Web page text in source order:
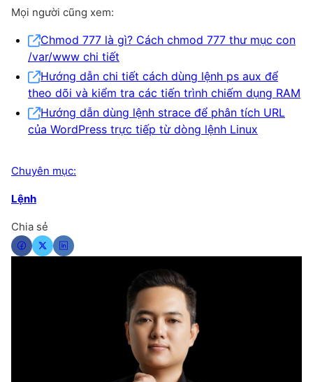
Mọi người cũng xem:
Chmod 777 là gì? Cách chmod 777 thư mục con
/var/www chi tiết
Hướng dẫn chi tiết cách dùng lệnh ps aux để
theo dõi và kiểm tra các tiến trình chiếm dụng RAM
Hướng dẫn dùng lệnh strace để phân tích URL
của WordPress trực tiếp từ dòng lệnh Linux
Chuyên mục:
Lệnh
Chia sẻ